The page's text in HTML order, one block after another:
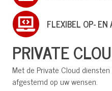
FLEXIBEL OP- EN
PRIVATE
Met de Private Cloud
afgestemd op uw wensen.